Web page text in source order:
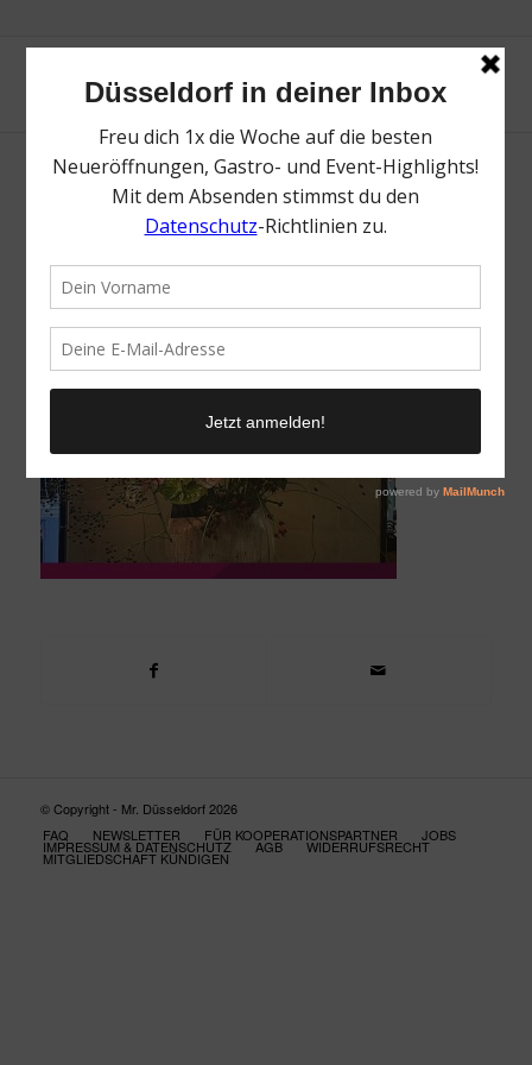
Community Einsendung: Diana Davidovic
23. September 2025 /
© Copyright - Mr. Düsseldorf 2026
FAQ
NEWSLETTER FÜR KOOPERATIONSPARTNER JOBS
IMPRESSUM & DATENSCHUTZ AGB WIDERRUFSRECHT
MITGLIEDSCHAFT KÜNDIGEN